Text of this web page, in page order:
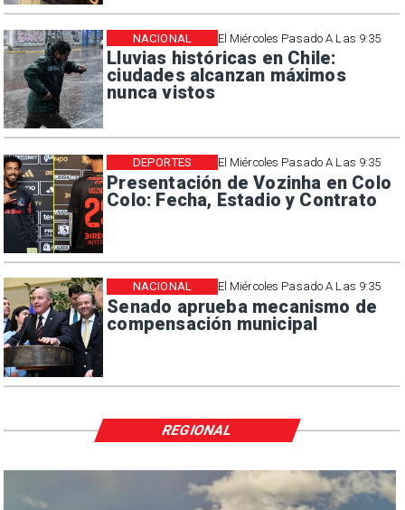
El Miércoles Pasado A Las 9:35
Lluvias históricas en Chile:
ciudades alcanzan máximos
nunca vistos
NACIONAL
El Miércoles Pasado A Las 9:35
Presentación de Vozinha en Colo
Colo: Fecha, Estadio y Contrato
DEPORTES
El Miércoles Pasado A Las 9:35
Senado aprueba mecanismo de
compensación municipal
NACIONAL
REGIONAL